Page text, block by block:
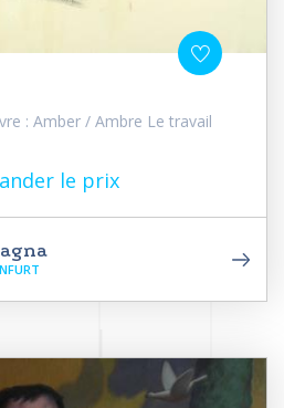
: Amber / Ambre Le travail
le prix